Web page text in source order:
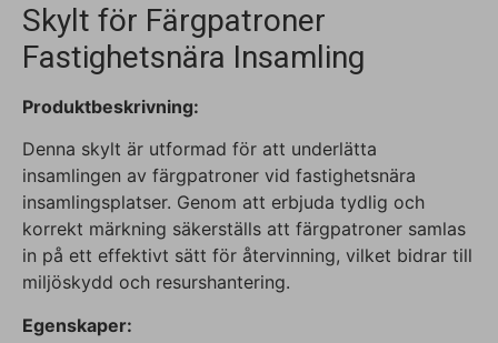
Skylt för Färgpatroner
Fastighetsnära Insamling
Produktbeskrivning:
Denna skylt är utformad för att underlätta
insamlingen av färgpatroner vid fastighetsnära
insamlingsplatser. Genom att erbjuda tydlig och
korrekt märkning säkerställs att färgpatroner samlas
in på ett effektivt sätt för återvinning, vilket bidrar till
miljöskydd och resurshantering.
Egenskaper: